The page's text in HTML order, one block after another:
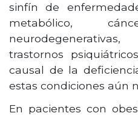
sinfín de
metabólico,
trastornos
causal de la
estas condiciones aún
En pacientes con